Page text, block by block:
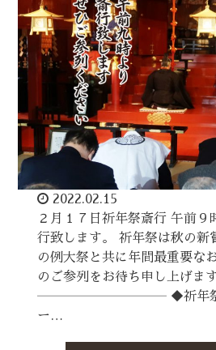
2022.02.15
２月１７日祈年祭斎行 午前９
行致します。 祈年祭は秋の新
の例大祭と共に年間最重要な
のご参列をお待ち申し上
―――――――――― ◆祈年祭
ー…